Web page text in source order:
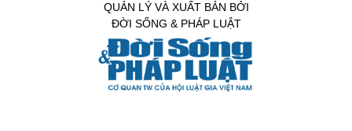
QUẢN LÝ VÀ XUẤT BẢN BỞI
ĐỜI SỐNG & PHÁP LUẬT